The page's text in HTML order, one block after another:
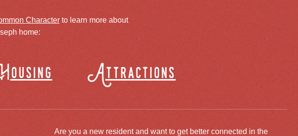
Characterto learn more about
home:
Attractions
Are you a new resident and want to get better connected in the